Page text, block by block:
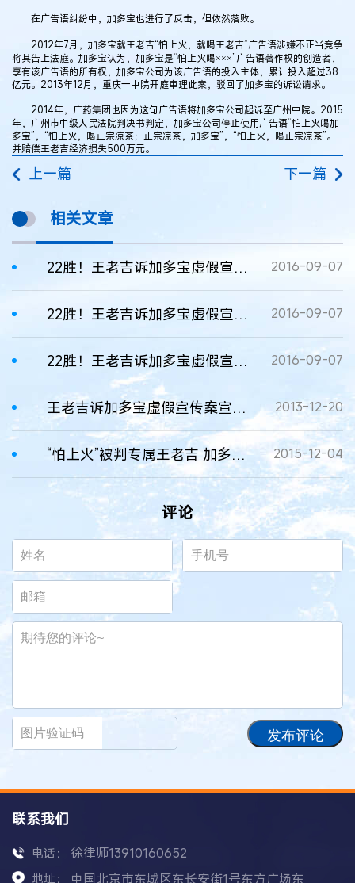
在广告语纠纷中，加多宝也进行了反击，但依然落败。
2012年7月，加多宝就王老吉“怕上火，就喝王老吉”广告语涉嫌不正当竞争
将其告上法庭。加多宝认为，加多宝是“怕上火喝×××”广告语著作权的创造者，
享有该广告语的所有权，加多宝公司为该广告语的投入主体，累计投入超过38
亿元。2013年12月，重庆一中院开庭审理此案，驳回了加多宝的诉讼请求。
2014年，广药集团也因为这句广告语将加多宝公司起诉至广州中院。2015
年，广州市中级人民法院判决书判定，加多宝公司停止使用广告语“怕上火喝加
多宝”，“怕上火，喝正宗凉茶；正宗凉茶，加多宝”，“怕上火，喝正宗凉茶”。
并赔偿王老吉经济损失500万元。
上一篇 下一篇
相关文章
22胜！王老吉诉加多宝虚假宣传案二审胜诉，加多宝赔偿600万 2016-09-07
22胜！王老吉诉加多宝虚假宣传案二审胜诉，加多宝赔偿600万 2016-09-07
22胜！王老吉诉加多宝虚假宣传案二审胜诉，加多宝赔偿600万 2016-09-07
王老吉诉加多宝虚假宣传案宣判 加多宝赔1080万 2013-12-20
“怕上火”被判专属王老吉 加多宝赔偿500万 2015-12-04
评论
发布评论
联系我们
电话： 徐律师13910160652
地址： 中国北京市东城区东长安街1号东方广场东